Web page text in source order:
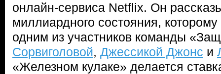
онлайн-сервиса Netflix. Он
миллиардного состояния, которому
одним из участников команды
Сорвиголовой, Джессикой Джонс и
«Железном кулаке» делается